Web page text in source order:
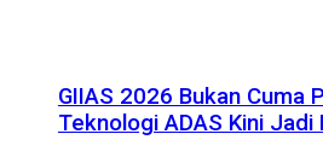
GIIAS 2026 Bukan Cuma
Teknologi ADAS Kini